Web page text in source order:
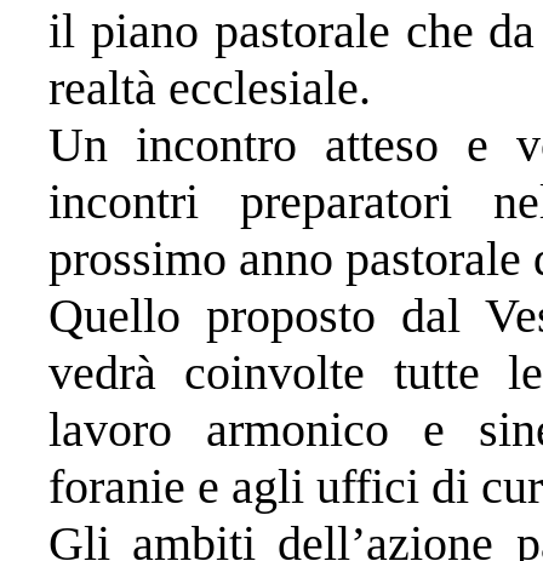
il piano pastorale che
realtà ecclesiale.
Un incontro atteso e
incontri preparatori
prossimo anno
Quello proposto dal
vedrà coinvolte tutte
lavoro armonico e
foranie e agli uffici di
Gli ambiti dell’azione